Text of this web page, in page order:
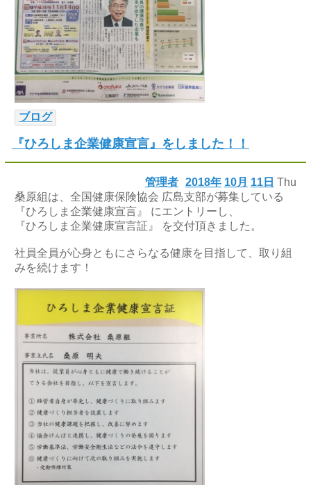
ブログ
『ひろしま企業健康宣言』をしました！！
2018年 10月 11日 Thu
管理者
桑原組は、全国健康保険協会 広島支部が募集している
『ひろしま企業健康宣言』 にエントリーし、
『ひろしま企業健康宣言証』 を交付頂きました。
社員全員が心身ともにさらなる健康を目指して、取り組
みを続けます！